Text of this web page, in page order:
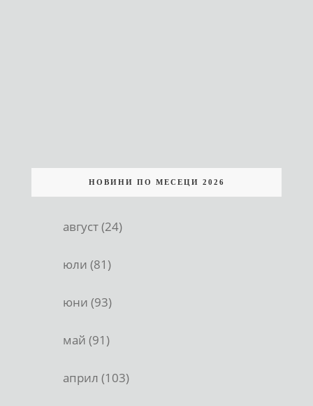
НОВИНИ ПО МЕСЕЦИ 2026
август (24)
юли (81)
юни (93)
май (91)
април (103)